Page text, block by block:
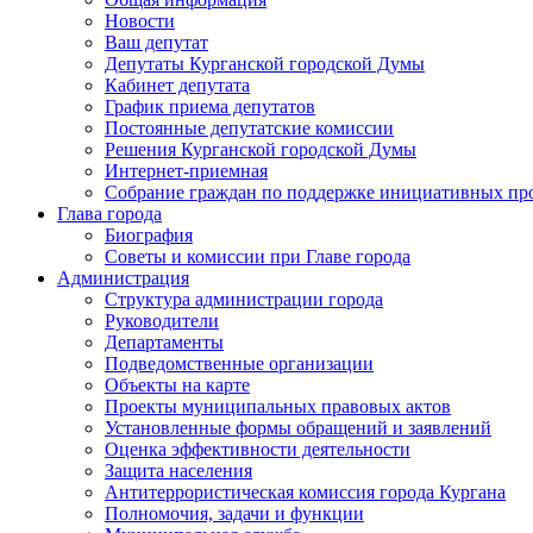
Новости
Ваш депутат
Депутаты Курганской городской Думы
Кабинет депутата
График приема депутатов
Постоянные депутатские комиссии
Решения Курганской городской Думы
Интернет-приемная
Собрание граждан по поддержке инициативных
Глава города
Биография
Советы и комиссии при Главе города
Администрация
Структура администрации города
Руководители
Департаменты
Подведомственные организации
Объекты на карте
Проекты муниципальных правовых актов
Установленные формы обращений и заявлений
Оценка эффективности деятельности
Защита населения
Антитеррористическая комиссия города Кургана
Полномочия, задачи и функции